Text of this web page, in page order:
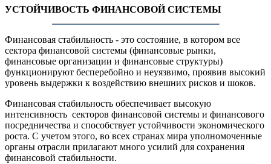
УСТОЙЧИВОСТЬ ФИНАНСОВОЙ СИСТЕМЫ
Финансовая стабильность - это состояние, в котором все
сектора финансовой системы (финансовые рынки,
финансовые организации и финансовые структуры)
функционируют бесперебойно и неуязвимо, проявив высокий
уровень выдержки к воздействию внешних рисков и шоков.
Финансовая стабильность обеспечивает высокую
интенсивность секторов финансовой системы и финансового
посредничества и способствует устойчивости экономического
роста. С учетом этого, во всех странах мира уполномоченные
органы отрасли прилагают много усилий для сохранения
финансовой стабильности.